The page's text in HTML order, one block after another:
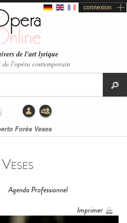
connexion
de l'art lyrique
de l'opéra contemporain
Forès Veses
Agenda Professionnel
Imprimer